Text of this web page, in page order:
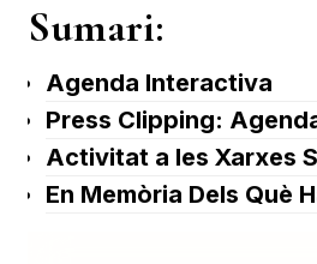
Sumari:
Agenda Interactiva
Press Clipping:
Activitat a les Xarxes
En Memòria Dels Què